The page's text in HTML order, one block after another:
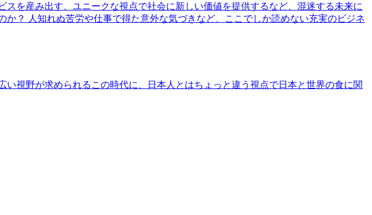
を産み出す、ユニークな視点で社会に新しい価値を提供するなど、混迷する未来に
？ 人知れぬ苦労や仕事で得た意外な気づきなど、ここでしか読めない充実のビジネ
視野が求められるこの時代に、日本人とはちょっと違う視点で日本と世界の食に関